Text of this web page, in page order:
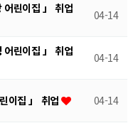
어린이집 」 취업 04-14
어린이집 」 취업 04-14
이집 」 취업 04-14